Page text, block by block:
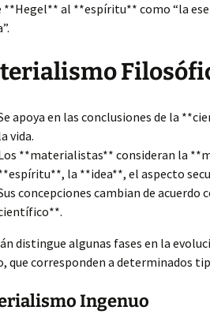
**Hegel** al **espíritu** como “la
apoya en las conclusiones de la
vida.
**materialistas** consideran la
la **idea**, el aspecto
concepciones cambian de
distingue algunas fases en la
que corresponden a determinados
Ingenuo